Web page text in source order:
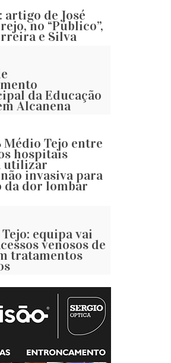
artigo de José
no “Público”,
e Silva
da Educação
Alcanena
Médio Tejo entre
hospitais
utilizar
invasiva para
dor lombar
equipa vai
venosos de
tratamentos